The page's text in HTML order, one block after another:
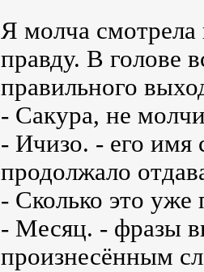
Я молча смотрела
правду. В голове
правильного
- Сакура, не
- Ичизо. - его имя
продолжало
- Сколько это уже
- Месяц. - фразы
произнесённым